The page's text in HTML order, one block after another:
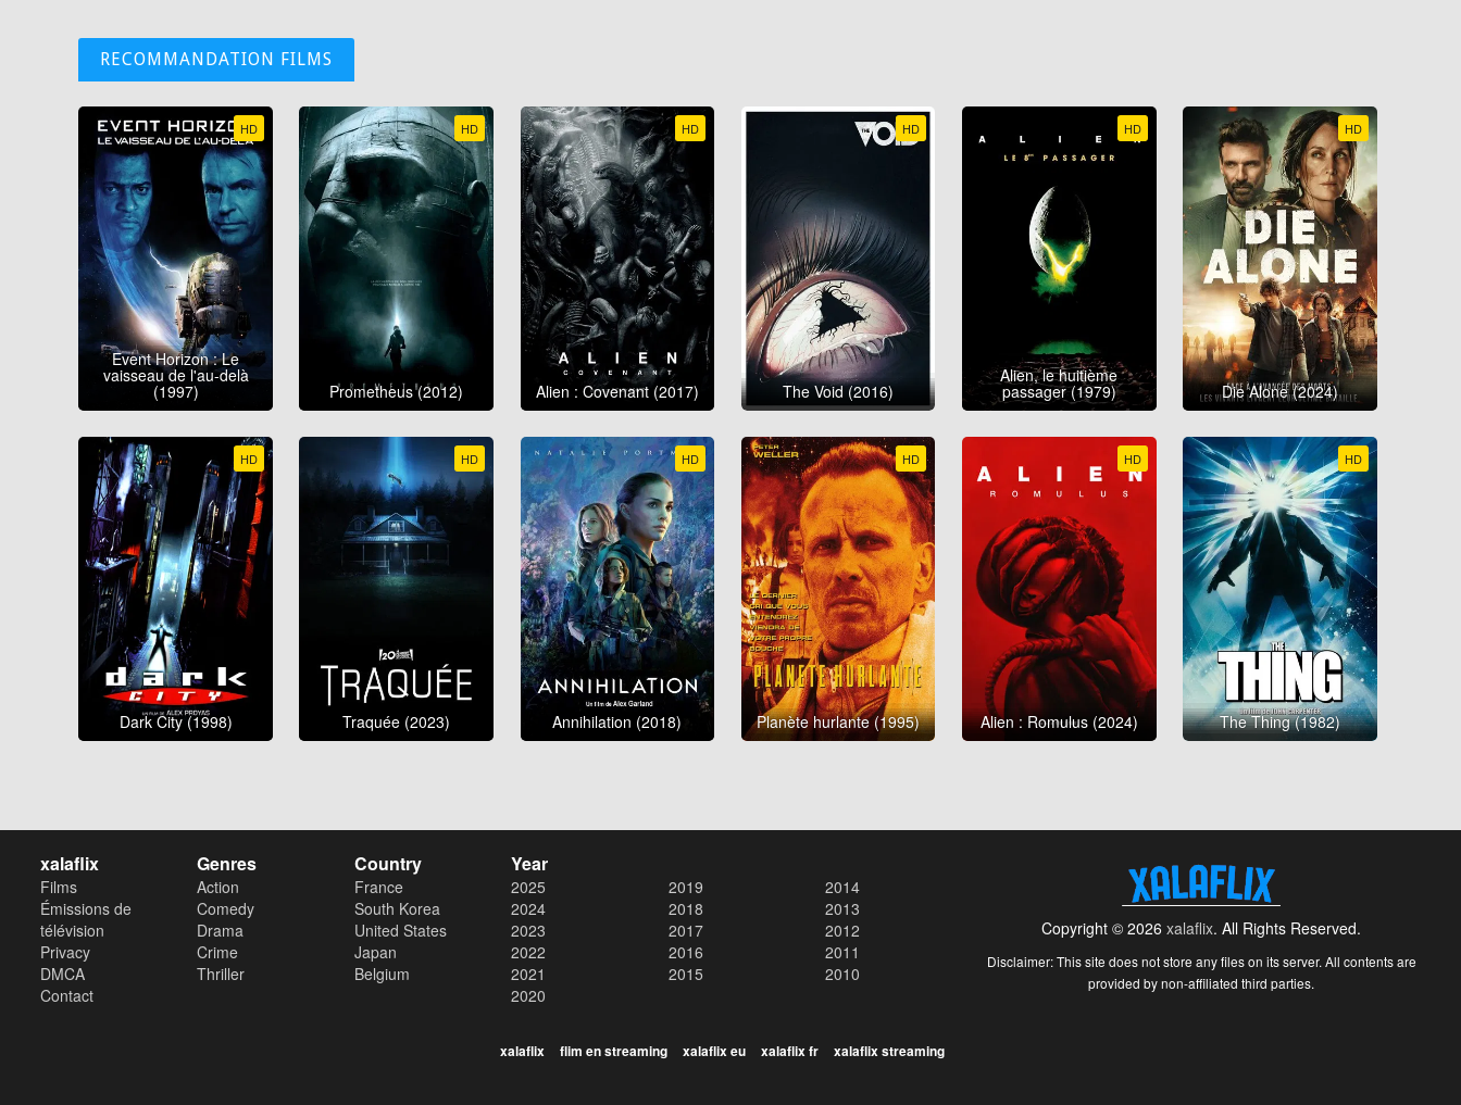
RECOMMANDATION FILMS
HD
Event Horizon : Le
vaisseau de l'au-delà
(1997)
HD
Prometheus (2012)
HD
Alien : Covenant (2017)
HD
The Void (2016)
HD
Alien, le huitième
passager (1979)
HD
Die Alone (2024)
HD
Dark City (1998)
HD
Traquée (2023)
HD
Annihilation (2018)
HD
Planète hurlante (1995)
HD
Alien : Romulus (2024)
HD
The Thing (1982)
xalaflix
Films
Émissions de
télévision
Privacy
DMCA
Contact
Genres
Action
Comedy
Drama
Crime
Thriller
Country
France
South Korea
United States
Japan
Belgium
Year
2025
2024
2023
2022
2021
2020
2019
2018
2017
2016
2015
2014
2013
2012
2011
2010
Copyright © 2026xalaflix. All Rights Reserved.
Disclaimer: This site does not store any files on its server. All contents are
provided by non-affiliated third parties.
xalaflix flim en streaming xalaflix eu xalaflix fr xalaflix streaming